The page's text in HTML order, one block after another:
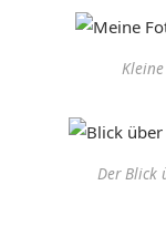
Der Blick